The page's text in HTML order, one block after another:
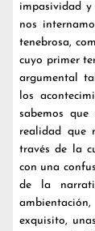
impasividad y
nos
tenebrosa,
cuyo primer
argumental
los
sabemos
realidad que
través de la
con una
de la
exquisito,